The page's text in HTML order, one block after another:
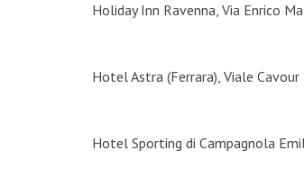
Holiday Inn Ravenna, Via Enrico
Hotel Astra (Ferrara), Viale
Hotel Sporting di Campagnola